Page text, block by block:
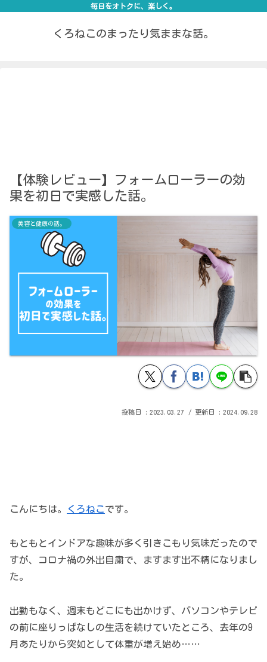
毎日をオトクに、楽しく。
くろねこのまったり気ままな話。
【体験レビュー】フォームローラーの効
果を初日で実感した話。
美容と健康の話。
2023.03.27 2024.09.28
こんにちは。 くろねこです。
もともとインドアな趣味が多く引きこもり気味だったので
すが、コロナ禍の外出自粛で、ますます出不精になりまし
た。
出勤もなく、週末もどこにも出かけず、パソコンやテレビ
の前に座りっぱなしの生活を続けていたところ、去年の9
月あたりから突如として体重が増え始め……